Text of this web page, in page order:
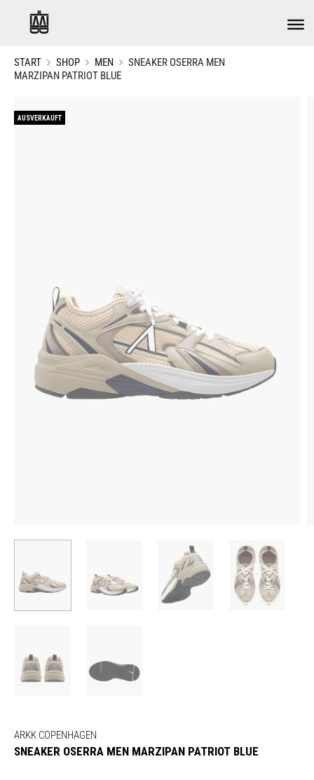
START SHOP MEN
SNEAKER OSERRA MEN
MARZIPAN PATRIOT BLUE
AUSVERKAUFT
ARKK COPENHAGEN
SNEAKER OSERRA MEN MARZIPAN PATRIOT BLUE